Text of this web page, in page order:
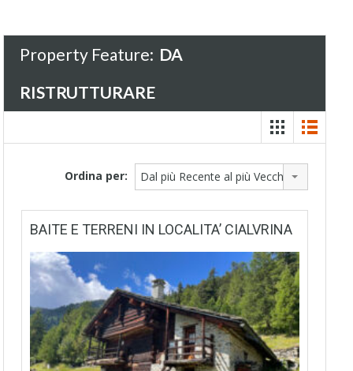
Property Feature: DA
RISTRUTTURARE
Ordina per: Dal più Recente al più Vecchio
BAITE E TERRENI IN LOCALITA’ CIALVRINA